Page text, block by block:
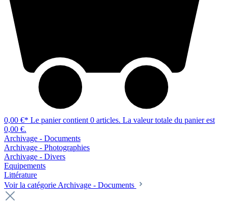
0,00 €* Le panier contient 0 articles. La valeur totale du panier est
0,00 €.
Archivage - Documents
Archivage - Photographies
Archivage - Divers
Equipements
Littérature
Voir la catégorie Archivage - Documents